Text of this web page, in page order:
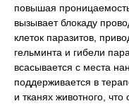
повышая
вызывает блокаду
клеток паразитов,
гельминта и гибели
всасывается с места
поддерживается в
и тканях животного,